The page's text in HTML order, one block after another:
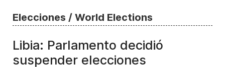
Elecciones / World Elections
Libia: Parlamento decidió
suspender elecciones